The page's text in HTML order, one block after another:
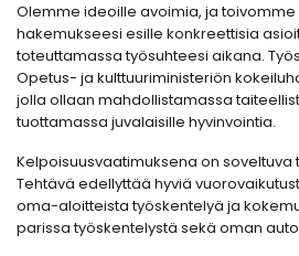
Olemme ideoille avoimia, ja toivomme
hakemukseesi esille konkreettisia
toteuttamassa työsuhteesi aikana.
Opetus- ja kulttuuriministeriön
jolla ollaan mahdollistamassa
tuottamassa juvalaisille hyvinvointia.
Kelpoisuusvaatimuksena on soveltuva
Tehtävä edellyttää hyviä
oma-aloitteista työskentelyä ja
parissa työskentelystä sekä oman